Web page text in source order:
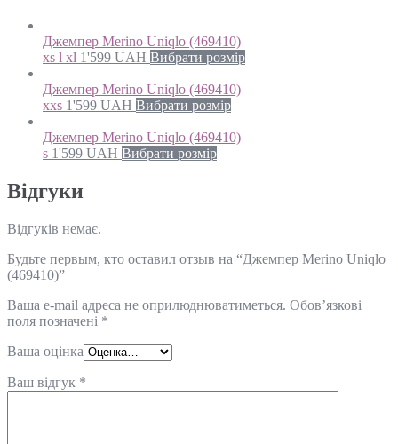
Джемпер Merino Uniqlo (469410)
xs l xl 1'599 UAH Вибрати розмір
Джемпер Merino Uniqlo (469410)
xxs 1'599 UAH Вибрати розмір
Джемпер Merino Uniqlo (469410)
s 1'599 UAH Вибрати розмір
Відгуки
Відгуків немає.
Будьте первым, кто оставил отзыв на “Джемпер Merino Uniqlo
(469410)”
Ваша e-mail адреса не оприлюднюватиметься. Обов’язкові
поля позначені *
Ваша оцінка
Ваш відгук *